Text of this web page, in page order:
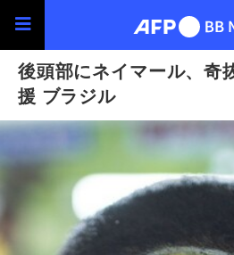
後頭部にネイマール、奇
援 ブラジル